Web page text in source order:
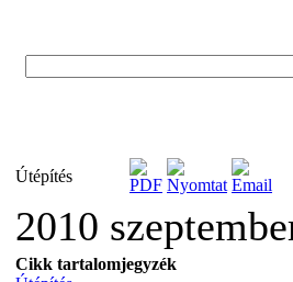
Útépítés
2010
Cikk tartalomjegyzék